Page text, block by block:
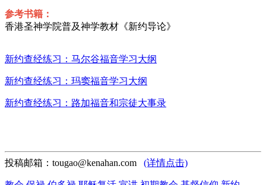
参考书籍：
香港圣神学院普及神学教材《新约导论》
新约查经练习：马尔谷福音学习大纲
新约查经练习：玛窦福音学习大纲
新约查经练习：路加福音和宗徒大事录
投稿邮箱：tougao@kenahan.com (详情点击)